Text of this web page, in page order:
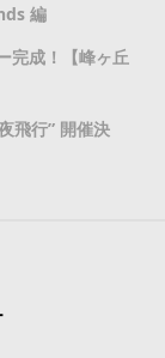
編
完成！【峰ヶ丘
飛行” 開催決